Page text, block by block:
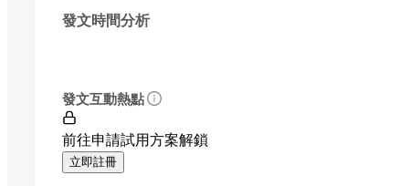
發文時間分析
發文互動熱點
前往申請試用方案解鎖
立即註冊